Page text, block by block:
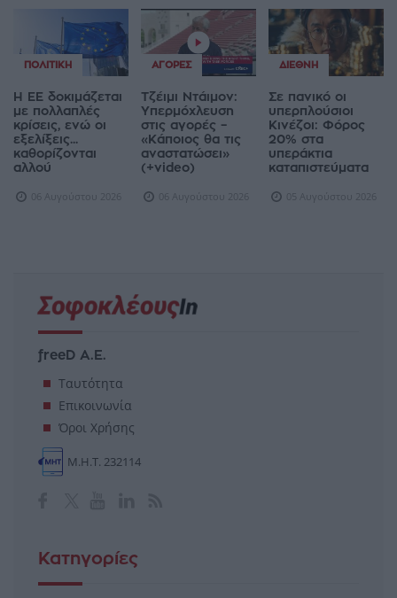
ΠΟΛΙΤΙΚΉ
Η ΕΕ δοκιμάζεται
με πολλαπλές
κρίσεις, ενώ οι
εξελίξεις...
καθορίζονται
αλλού
06 Αυγούστου 2026
ΑΓΟΡΈΣ
Τζέιμι Ντάιμον:
Υπερμόχλευση
στις αγορές –
«Κάποιος θα τις
αναστατώσει»
(+video)
06 Αυγούστου 2026
ΔΙΕΘΝΉ
Σε πανικό οι
υπερπλούσιοι
Κινέζοι: Φόρος
20% στα
υπεράκτια
καταπιστεύματα
05 Αυγούστου 2026
freeD Α.Ε.
Ταυτότητα
Επικοινωνία
Όροι Χρήσης
Μ.Η.Τ. 232114
Κατηγορίες